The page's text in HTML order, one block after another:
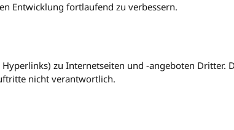
Entwicklung fortlaufend zu verbessern.
zu Internetseiten und -angeboten Dritter.
nicht verantwortlich.